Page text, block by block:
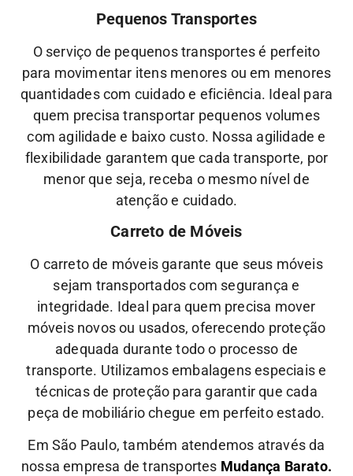
Pequenos Transportes
O serviço de pequenos transportes é perfeito
para movimentar itens menores ou em menores
quantidades com cuidado e eficiência. Ideal para
quem precisa transportar pequenos volumes
com agilidade e baixo custo. Nossa agilidade e
flexibilidade garantem que cada transporte, por
menor que seja, receba o mesmo nível de
atençãoe cuidado.
Carreto de Móveis
O carreto de móveis garante que seus móveis
sejam transportados com segurança e
integridade. Ideal para quem precisa mover
móveis novos ou usados, oferecendo proteção
adequada durante todo o processo de
transporte. Utilizamos embalagens especiais e
técnicas de proteção para garantir que cada
peça de mobiliário chegue em perfeito estado.
Em São Paulo, também atendemos através da
nossa empresa de transportes Mudança Barato.